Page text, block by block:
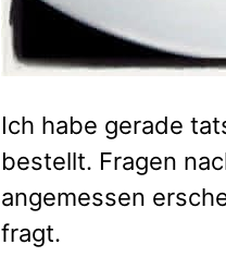
Ich habe gerade
bestellt. Fragen
angemessen
fragt.